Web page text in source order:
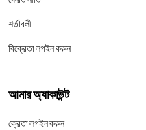
শর্তাবলী
বিক্রেতা লগইন করুন
আমার অ্যাকাউন্ট
ক্রেতা লগইন করুন